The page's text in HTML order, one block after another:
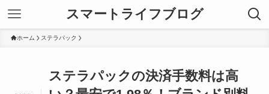
スマートライフブログ
ホーム ステラパック
ステラパックの決済手数料は高